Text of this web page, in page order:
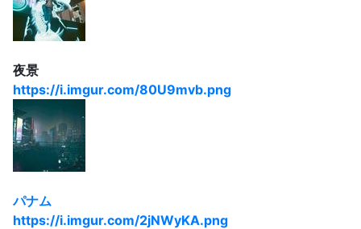
夜景
https://i.imgur.com/80U9mvb.png
パナム
https://i.imgur.com/2jNWyKA.png